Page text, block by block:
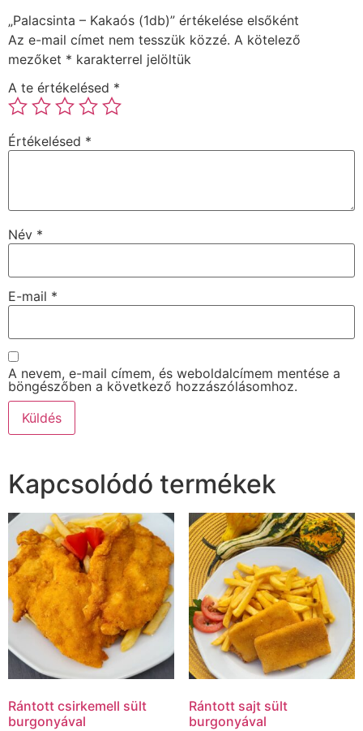
„Palacsinta – Kakaós (1db)” értékelése elsőként
Az e-mail címet nem tesszük közzé. A kötelező
mezőket * karakterrel jelöltük
A te értékelésed *
Értékelésed *
Név *
E-mail *
A nevem, e-mail címem, és weboldalcímem mentése a
böngészőben a következő hozzászólásomhoz.
Kapcsolódó termékek
Rántott csirkemell sült
burgonyával
Rántott sajt sült
burgonyával